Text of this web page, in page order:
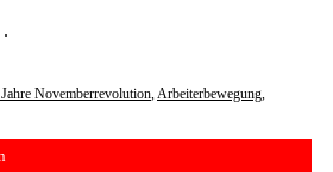
.
Novemberrevolution,Arbeiterbewegung,